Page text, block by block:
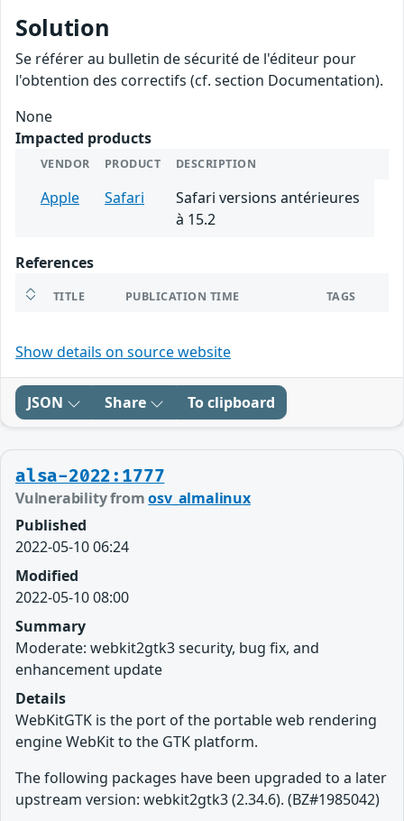
Solution
Se référer au bulletin de sécurité de l'éditeur pour
l'obtention des correctifs (cf. section Documentation).
None
Impacted products
VENDOR PRODUCT DESCRIPTION
Apple Safari
Safari versions antérieures
à 15.2
References
TITLE PUBLICATION TIME TAGS
Show details on source website
JSON Share To clipboard
alsa-2022:1777
Vulnerability fromosv_almalinux
Published
2022-05-10 06:24
Modified
2022-05-10 08:00
Summary
Moderate: webkit2gtk3 security, bug fix, and
enhancement update
Details
WebKitGTK is the port of the portable web rendering
engine WebKit to the GTK platform.
The following packages have been upgraded to a later
upstream version: webkit2gtk3 (2.34.6). (BZ#1985042)